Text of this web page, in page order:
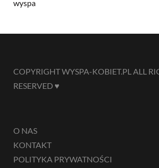
COPYRIGHT WYSPA-KOBIET.PL ALL
RESERVED ♥
O NAS
KONTAKT
POLITYKA PRYWATNOŚCI